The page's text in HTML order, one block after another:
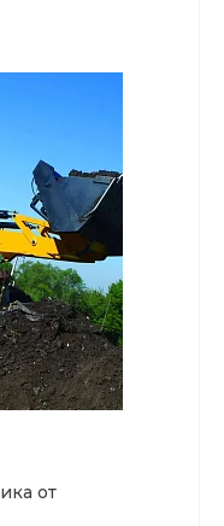
от